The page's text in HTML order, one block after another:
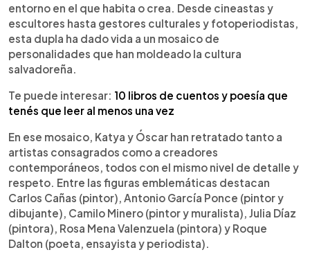
entorno en el que habita o crea. Desde cineastas y
escultores hasta gestores culturales y fotoperiodistas,
esta dupla ha dado vida a un mosaico de
personalidades que han moldeado la cultura
salvadoreña.
Te puede interesar: 10 libros de cuentos y poesía que
tenés que leer al menos una vez
En ese mosaico, Katya y Óscar han retratado tanto a
artistas consagrados como a creadores
contemporáneos, todos con el mismo nivel de detalle y
respeto. Entre las figuras emblemáticas destacan
Carlos Cañas (pintor), Antonio García Ponce (pintor y
dibujante), Camilo Minero (pintor y muralista), Julia Díaz
(pintora), Rosa Mena Valenzuela (pintora) y Roque
Dalton (poeta, ensayista y periodista).